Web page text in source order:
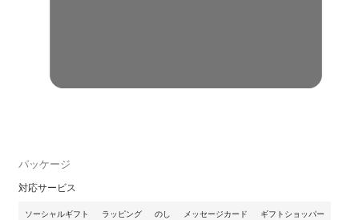
パッケージ
対応サービス
ソーシャルギフト ラッピング のし メッセージカード ギフトショッパー